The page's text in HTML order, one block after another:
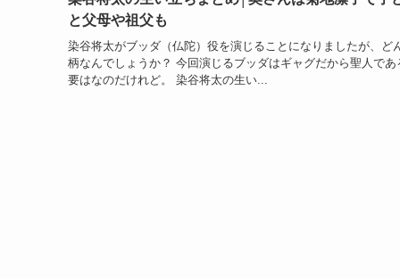
と父母や祖父も
染谷将太がブッダ（仏陀）役を演じることになりましたが、ど
柄なんでしょうか？ 今回演じるブッダはギャグだから聖人であ
要はなのだけれど。 染谷将太の生い...